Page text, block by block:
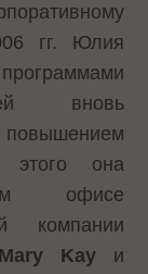
гг. Юлия
вновь
этого она
офисе
компании
Mary Kayи